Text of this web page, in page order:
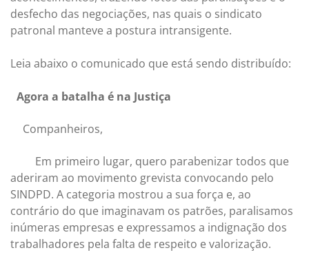
desfecho das negociações, nas quais o sindicato
patronal manteve a postura intransigente.
Leia abaixo o comunicado que está sendo distribuído:
Agora a batalha é na Justiça
Companheiros,
Em primeiro lugar, quero parabenizar todos que
aderiram ao movimento grevista convocando pelo
SINDPD. A categoria mostrou a sua força e, ao
contrário do que imaginavam os patrões, paralisamos
inúmeras empresas e expressamos a indignação dos
trabalhadores pela falta de respeito e valorização.